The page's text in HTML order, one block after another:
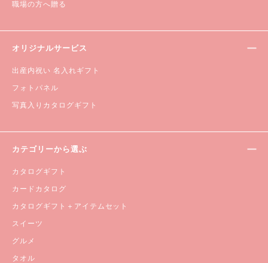
職場の方へ贈る
オリジナルサービス
出産内祝い 名入れギフト
フォトパネル
写真入りカタログギフト
カテゴリーから選ぶ
カタログギフト
カードカタログ
カタログギフト＋アイテムセット
スイーツ
グルメ
タオル